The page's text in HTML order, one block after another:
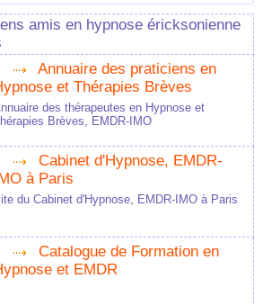
amis en hypnose éricksonienne
Annuaire des praticiens en
et Thérapies Brèves
des thérapeutes en Hypnose et
Brèves, EMDR-IMO
Cabinet d'Hypnose, EMDR-
à Paris
du Cabinet d'Hypnose, EMDR-IMO à Paris
Catalogue de Formation en
et EMDR